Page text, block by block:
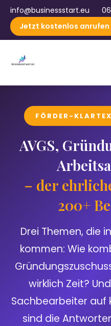
info@businessstart.eu
Jetzt kostenlos anrufen
FÖRDER-
AVGS,
– der
200+
Drei Themen, die
kommen: Wie
wirklich Zeit?
Sachbearbeiter auf
sind die